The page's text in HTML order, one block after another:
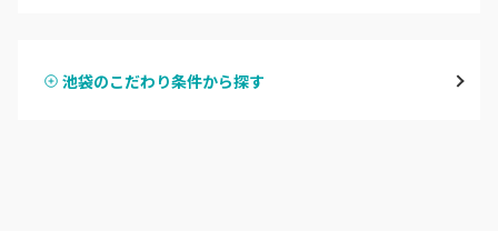
ハンドスカルプ
池袋のこだわり条件から探す